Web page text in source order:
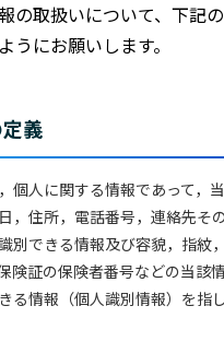
の取扱いについて、下記
うにお願いします。
義
個人に関する情報であって，
，住所，電話番号，連絡先そ
別できる情報及び容貌，指紋
険証の保険者番号などの当該
る情報（個人識別情報）を指し